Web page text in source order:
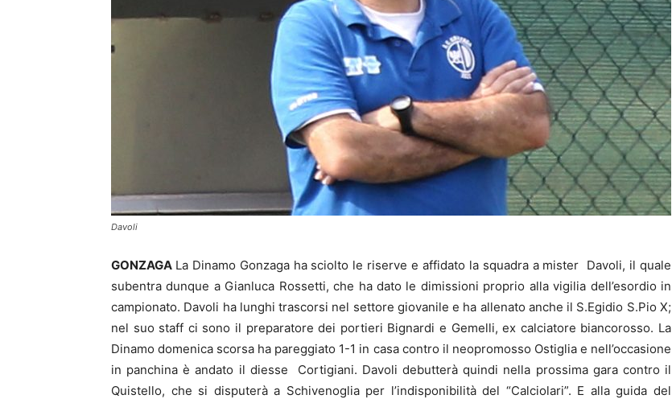
Davoli
GONZAGA La Dinamo Gonzaga ha sciolto le riserve e affidato la squadra a mister Davoli, il quale
subentra dunque a Gianluca Rossetti, che ha dato le dimissioni proprio alla vigilia dell’esordio in
campionato. Davoli ha lunghi trascorsi nel settore giovanile e ha allenato anche il S.Egidio S.Pio X;
nel suo staff ci sono il preparatore dei portieri Bignardi e Gemelli, ex calciatore biancorosso. La
Dinamo domenica scorsa ha pareggiato 1-1 in casa contro il neopromosso Ostiglia e nell’occasione
in panchina è andato il diesse Cortigiani. Davoli debutterà quindi nella prossima gara contro il
Quistello, che si disputerà a Schivenoglia per l’indisponibilità del “Calciolari”. E alla guida del